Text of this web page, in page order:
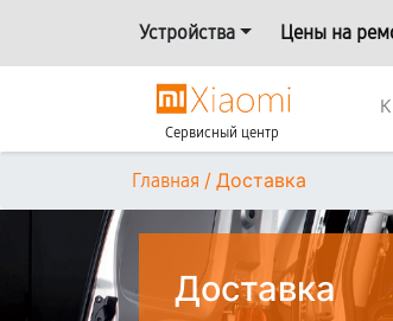
Устройства Цены на
Сервисный центр
Главная / Доставка
Доставка